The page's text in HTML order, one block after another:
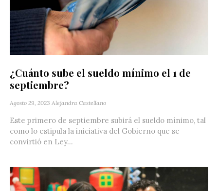
¿Cuánto sube el sueldo mínimo el 1 de
septiembre?
Agosto 29, 2023 Alejandra Castellano
Este primero de septiembre subirá el sueldo mínimo, tal
como lo estipula la iniciativa del Gobierno que se
convirtió en Ley...